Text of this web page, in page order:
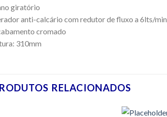
giratório
anti-calcário com redutor de fluxo a 6lts/min
cromado
310mm
RELACIONADOS